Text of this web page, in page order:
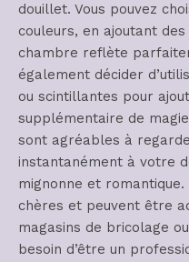
douillet. Vous pouvez
couleurs, en ajoutant
chambre reflète
également décider
ou scintillantes pour
supplémentaire de
sont agréables à
instantanément à votre
mignonne et
chères et peuvent être
magasins de bricolage
besoin d’être un